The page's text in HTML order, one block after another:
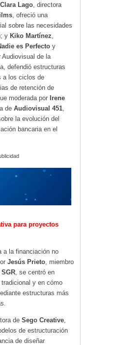
Clara Lago , directora
, ofreció una
sobre las necesidades
y Kiko Martínez
es Perfecto y
Audiovisual de la
defendió estructuras
a los ciclos de
de retención de
moderada por Irene
de Audiovisual 451
la evolución del
bancaria en el
para proyectos
a la financiación no
Jesús Prieto , miembro
SGR , se centró en
y en cómo
estructuras más
de Sego Creative
de estructuración
de diseñar